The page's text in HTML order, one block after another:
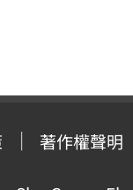
著作權聲明